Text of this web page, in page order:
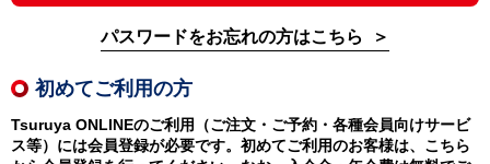
パスワードをお忘れの方はこちら
初めてご利用の方
Tsuruya ONLINEのご利用（ご注文・ご予約・各種会員向けサービ
ス等）には会員登録が必要です。初めてご利用のお客様は、こちら